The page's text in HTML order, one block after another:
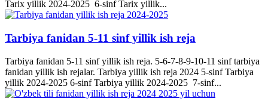
Tarix yillik 2024-2025 6-sinf Tarix yillik...
Tarbiya fanidan 5-11 sinf yillik ish reja
Tarbiya fanidan 5-11 sinf yillik ish reja. 5-6-7-8-9-10-11 sinf tarbiya
fanidan yillik ish rejalar. Tarbiya yillik ish reja 2024 5-sinf Tarbiya
yillik 2024-2025 6-sinf Tarbiya yillik 2024-2025 7-sinf...